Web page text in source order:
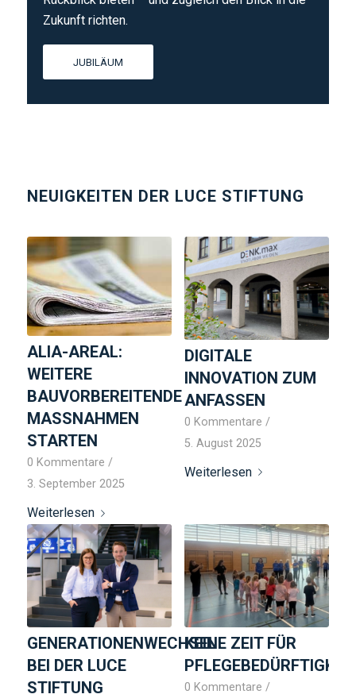
Zukunft richten.
JUBILÄUM
NEUIGKEITEN DER LUCE STIFTUNG
ALIA-AREAL:
WEITERE
BAUVORBEREITENDE
MASSNAHMEN S
TARTEN
0 Kommentare /
3. September 2025
Weiterlesen
DIGITALE
INNOVATION ZUM
ANFASSEN
0 Kommentare /
5. August 2025
Weiterlesen
GENERATIONENWECHSEL
BEI DER LUCE
STIFTUNG
KEINE ZEIT FÜR
0 Kommentare /